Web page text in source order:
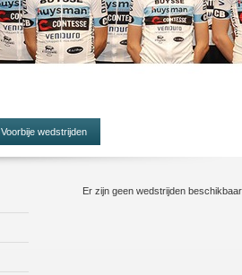
Voorbije wedstrijden
Er zijn geen wedstrijden